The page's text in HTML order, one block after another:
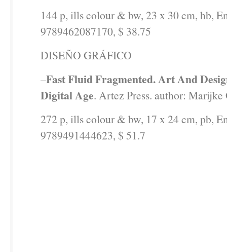
144 p, ills colour & bw, 23 x 30 cm, hb,
9789462087170, $ 38.75
DISEÑO GRÁFICO
–Fast Fluid Fragmented. Art And
Digital Age. Artez Press. author: Marijke
272 p, ills colour & bw, 17 x 24 cm, pb,
9789491444623, $ 51.7